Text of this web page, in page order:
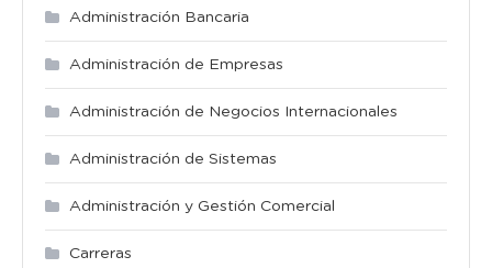
Administración Bancaria
Administración de Empresas
Administración de Negocios Internacionales
Administración de Sistemas
Administración y Gestión Comercial
Carreras